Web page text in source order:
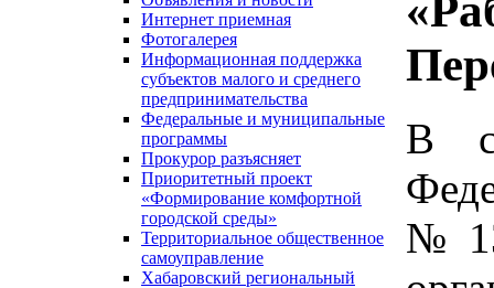
Интернет приемная
Фотогалерея
Информационная поддержка
субъектов малого и среднего
предпринимательства
Федеральные и муниципальные
программы
Прокурор разъясняет
Приоритетный проект
«Формирование комфортной
городской среды»
Территориальное общественное
самоуправление
Хабаровский региональный
В
№